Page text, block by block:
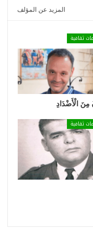
المزيد عن المؤلف
ثقافية
مِنَ الْأَضْدَادِ
ثقافية